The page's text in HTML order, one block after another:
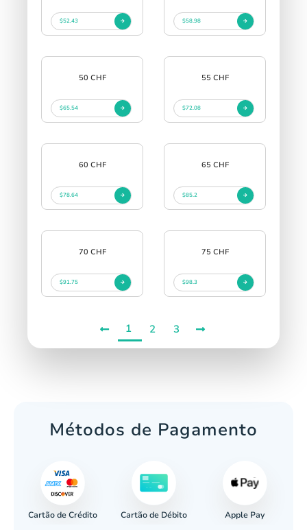
$52.43 $58.98
50 CHF
$65.54
55 CHF
$72.08
60 CHF
$78.64
65 CHF
$85.2
70 CHF
$91.75
75 CHF
$98.3
1 2 3
Métodos de Pagamento
Cartão de Crédito Cartão de Débito Apple Pay